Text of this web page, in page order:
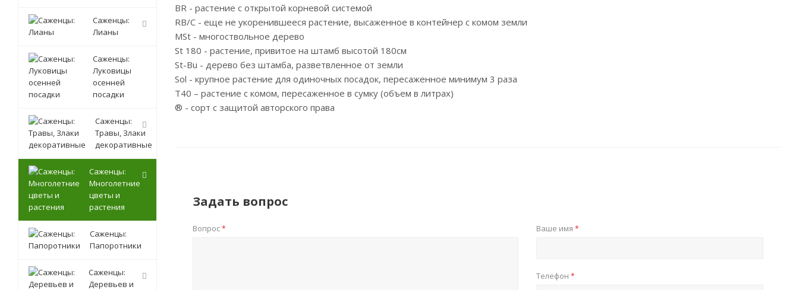
BR - растение с открытой корневой системой
RB/C - еще не укоренившееся растение, высаженное в контейнер с комом земли
MSt - многоствольное дерево
St 180 - растение, привитое на штамб высотой 180см
St-Bu - дерево без штамба, разветвленное от земли
Sol - крупное растение для одиночных посадок, пересаженное минимум 3 раза
T40 – растение с комом, пересаженное в сумку (объем в литрах)
® - сорт с защитой авторского права
Задать вопрос
Вопрос* Ваше имя *
Телефон *
Саженцы:
Лианы
Саженцы:
Луковицы
осенней
посадки
Саженцы:
Травы, Злаки
декоративные
Саженцы:
Многолетние
цветы и
растения
Саженцы:
Папоротники
Саженцы:
Деревьев и